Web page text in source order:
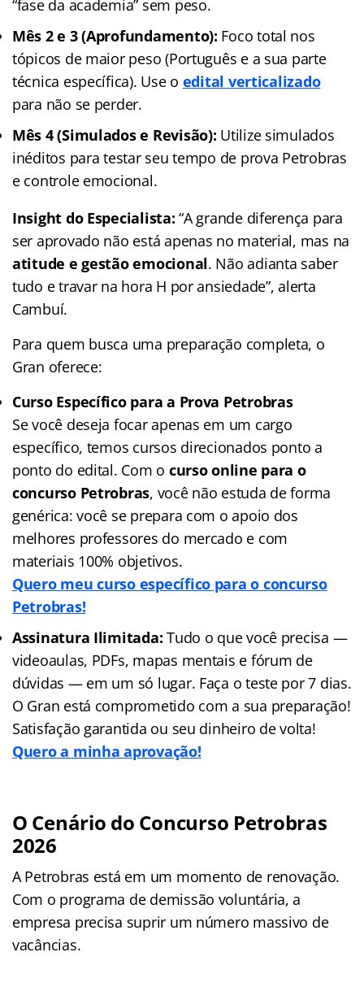
“fase da academia” sem peso.
Mês 2 e 3 (Aprofundamento): Foco total nos
tópicos de maior peso (Português e a sua parte
técnica específica). Use o edital verticalizado
para não se perder.
Mês 4 (Simulados e Revisão): Utilize simulados
inéditos para testar seu tempo de prova Petrobras
e controle emocional.
Insight do Especialista: “A grande diferença para
ser aprovado não está apenas no material, mas na
atitude e gestão emocional. Não adianta saber
tudo e travar na hora H por ansiedade”, alerta
Cambuí.
Para quem busca uma preparação completa, o
Gran oferece:
Curso Específico para a Prova Petrobras
Se você deseja focar apenas em um cargo
específico, temos cursos direcionados ponto a
ponto do edital. Com o curso online para o
concurso Petrobras, você não estuda de forma
genérica: você se prepara com o apoio dos
melhores professores do mercado e com
materiais 100% objetivos.
Quero meu curso específico para o concurso
Petrobras!
Assinatura Ilimitada: Tudo o que você precisa —
videoaulas, PDFs, mapas mentais e fórum de
dúvidas — em um só lugar. Faça o teste por 7 dias.
O Gran está comprometido com a sua preparação!
Satisfação garantida ou seu dinheiro de volta!
Quero a minha aprovação!
O Cenário do Concurso Petrobras
2026
A Petrobras está em um momento de renovação.
Com o programa de demissão voluntária, a
empresa precisa suprir um número massivo de
vacâncias.